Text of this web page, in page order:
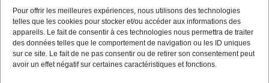
Pour offrir les meilleures expériences, nous utilisons des technologies
telles que les cookies pour stocker et/ou accéder aux informations des
appareils. Le fait de consentir à ces technologies nous permettra de traiter
des données telles que le comportement de navigation ou les ID uniques
sur ce site. Le fait de ne pas consentir ou de retirer son consentement peut
avoir un effet négatif sur certaines caractéristiques et fonctions.
confidentialité.